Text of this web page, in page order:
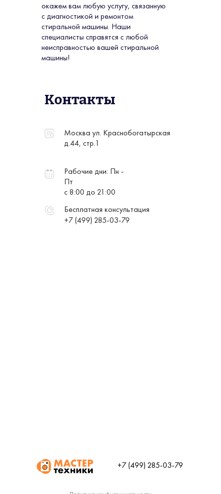
окажем вам любую услугу, связанную
с диагностикой и ремонтом
стиральной машины. Наши
специалисты справятся с любой
неисправностью вашей стиральной
машины!
Контакты
Москва ул. Краснобогатырская
д.44, стр.1
Рабочие дни: Пн -
Пт
с 8:00 до 21:00
Бесплатная консультация
+7 (499) 285-03-79
+7 (499) 285-03-79